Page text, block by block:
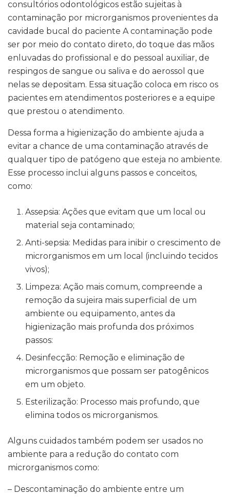
consultórios odontológicos estão sujeitas à
contaminação por microrganismos provenientes da
cavidade bucal do paciente A contaminação pode
ser por meio do contato direto, do toque das mãos
enluvadas do profissional e do pessoal auxiliar, de
respingos de sangue ou saliva e do aerossol que
nelas se depositam. Essa situação coloca em risco os
pacientes em atendimentos posteriores e a equipe
que prestou o atendimento.
Dessa forma a higienização do ambiente ajuda a
evitar a chance de uma contaminação através de
qualquer tipo de patógeno que esteja no ambiente.
Esse processo inclui alguns passos e conceitos,
como:
Assepsia: Ações que evitam que um local ou
material seja contaminado;
Anti-sepsia: Medidas para inibir o crescimento de
microrganismos em um local (incluindo tecidos
vivos);
Limpeza: Ação mais comum, compreende a
remoção da sujeira mais superficial de um
ambiente ou equipamento, antes da
higienização mais profunda dos próximos
passos:
Desinfecção: Remoção e eliminação de
microrganismos que possam ser patogênicos
em um objeto.
Esterilização: Processo mais profundo, que
elimina todos os microrganismos.
Alguns cuidados também podem ser usados no
ambiente para a redução do contato com
microrganismos como:
– Descontaminação do ambiente entre um